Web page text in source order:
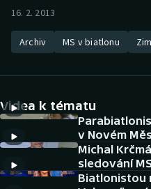
Atletika
DALŠÍ SPORTY
Americký fotbal
NEPŘEHLÉDNĚTE
16. 2. 2013
Archiv MS v biatlonu
Videa k tématu
v Novém
Michal
sledování
Biatlonistou